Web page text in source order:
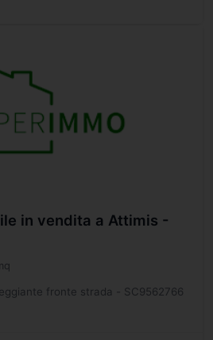
in vendita a Attimis -
fronte strada - SC9562766